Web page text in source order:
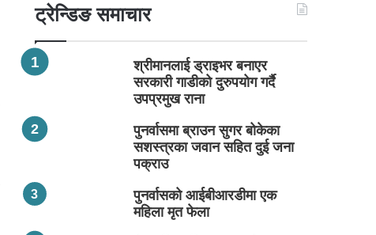
ट्रेन्डिङ समाचार
श्रीमानलाई ड्राइभर बनाएर
सरकारी गाडीको दुरुपयोग गर्दै
उपप्रमुख राना
पुनर्वासमा ब्राउन सुगर बोकेका
सशस्त्रका जवान सहित दुई जना
पक्राउ
पुनर्वासको आईबीआरडीमा एक
महिला मृत फेला